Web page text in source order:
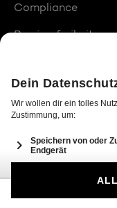
Compliance
Barrierefreiheit